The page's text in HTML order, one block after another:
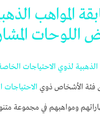
المواهب
اللوحات
الذهبية لذوي الاحتياجات
فئة الأشخاص ذوي الاحتياجات
ومواهبهم في مجموعة